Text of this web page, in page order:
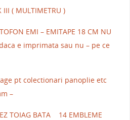
( MULTIMETRU )
EMI – EMITAPE 18 CM NU
daca e imprimata sau nu – pe ce
pt colectionari panoplie etc
–
TOIAG BATA 14 EMBLEME